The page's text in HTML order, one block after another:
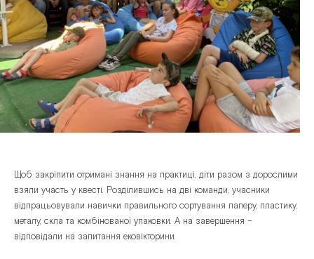
Щоб закріпити отримані знання на практиці, діти разом з дорослими
взяли участь у квесті. Розділившись на дві команди, учасники
відпрацьовували навички правильного сортування паперу, пластику,
металу, скла та комбінованої упаковки. А на завершення –
відповідали на запитання ековікторини.